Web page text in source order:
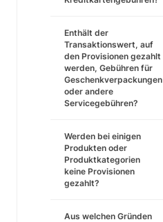
Enthält der
Transaktionswert, auf
den Provisionen gezahlt
werden, Gebühren für
Geschenkverpackungen
oder andere
Servicegebühren?
Werden bei einigen
Produkten oder
Produktkategorien
keine Provisionen
gezahlt?
Aus welchen Gründen